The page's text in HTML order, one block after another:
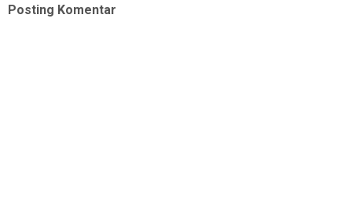
Posting Komentar